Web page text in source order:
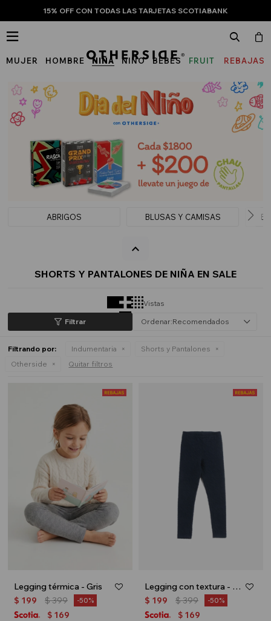
15% OFF CON TODAS LAS TARJETAS SCOTIABANK
MUJER HOMBRE NIÑA NIÑO BEBÉS
FRUIT
THE
LOOM
REBAJAS

ABRIGOS BLUSAS Y CAMISAS
SHORTS Y PANTALONES DE NIÑA EN SALE
Vistas
Recomendados
Filtrando por: Indumentaria
Shorts y Pantalones
Otherside
Quitar filtros
Legging térmica - Gris
$ 199 $399 50
$ 169
Legging con textura - Azul
$ 199 $399 50
$ 169